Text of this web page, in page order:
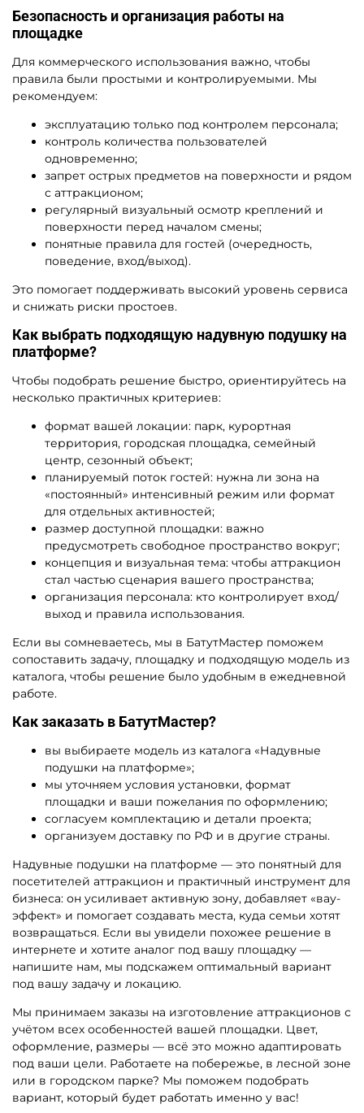
Безопасность и организация работы на
площадке
Для коммерческого использования важно, чтобы
правила были простыми и контролируемыми. Мы
рекомендуем:
эксплуатацию только под контролем персонала;
контроль количества пользователей
одновременно;
запрет острых предметов на поверхности и рядом
с аттракционом;
регулярный визуальный осмотр креплений и
поверхности перед началом смены;
понятные правила для гостей (очередность,
поведение, вход/выход).
Это помогает поддерживать высокий уровень сервиса
и снижать риски простоев.
Как выбрать подходящую надувную подушку на
платформе?
Чтобы подобрать решение быстро, ориентируйтесь на
несколько практичных критериев:
формат вашей локации: парк, курортная
территория, городская площадка, семейный
центр, сезонный объект;
планируемый поток гостей: нужна ли зона на
«постоянный» интенсивный режим или формат
для отдельных активностей;
размер доступной площадки: важно
предусмотреть свободное пространство вокруг;
концепция и визуальная тема: чтобы аттракцион
стал частью сценария вашего пространства;
организация персонала: кто контролирует вход/
выход и правила использования.
Если вы сомневаетесь, мы в БатутМастер поможем
сопоставить задачу, площадку и подходящую модель из
каталога, чтобы решение было удобным в ежедневной
работе.
Как заказать в БатутМастер?
вы выбираете модель из каталога «Надувные
подушки на платформе»;
мы уточняем условия установки, формат
площадки и ваши пожелания по оформлению;
согласуем комплектацию и детали проекта;
организуем доставку по РФ и в другие страны.
Надувные подушки на платформе — это понятный для
посетителей аттракцион и практичный инструмент для
бизнеса: он усиливает активную зону, добавляет «вау-
эффект» и помогает создавать места, куда семьи хотят
возвращаться. Если вы увидели похожее решение в
интернете и хотите аналог под вашу площадку —
напишите нам, мы подскажем оптимальный вариант
под вашу задачу и локацию.
Мы принимаем заказы на изготовление аттракционов с
учётом всех особенностей вашей площадки. Цвет,
оформление, размеры — всё это можно адаптировать
под ваши цели. Работаете на побережье, в лесной зоне
или в городском парке? Мы поможем подобрать
вариант, который будет работать именно у вас!